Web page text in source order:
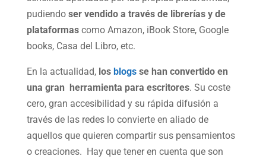
pudiendo ser vendido a través de librerías y de
plataformascomo Amazon, iBook Store, Google
books, Casa del Libro, etc.
En la actualidad,los blogsse han convertido en
una gran herramienta para escritores. Su coste
cero, gran accesibilidad y su rápida difusión a
través de las redes lo convierte en aliado de
aquellos que quieren compartir sus pensamientos
o creaciones. Hay que tener en cuenta que son